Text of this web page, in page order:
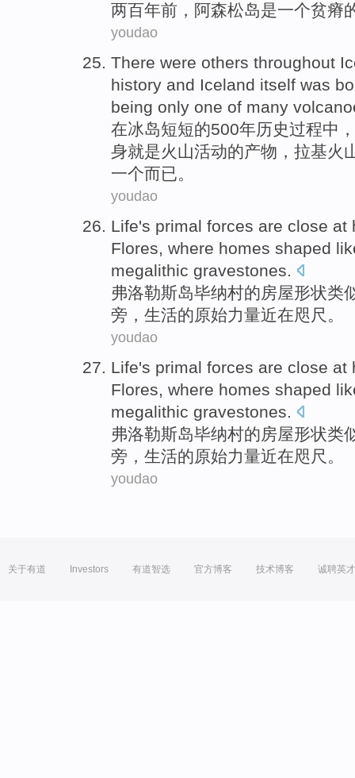
两百年前 ， 阿森松岛是一个贫瘠
youdao
There were others throughout
history and Iceland itself was
being only one of many
在冰岛短短的500年历史过程中，
身就是火山活动的产物，拉基火
一个而已。
youdao
Life's primal forces are close at
Flores, where homes shaped
megalithic gravestones.
弗洛勒斯岛毕纳村的房屋形状类
旁 ， 生活的原始力量近在咫尺。
youdao
Life's primal forces are close at
Flores, where homes shaped
megalithic gravestones.
弗洛勒斯岛毕纳村的房屋形状类
旁 ， 生活的原始力量近在咫尺。
youdao
关于有道 Investors 有道智选 官方博客 技术博客 诚聘英才